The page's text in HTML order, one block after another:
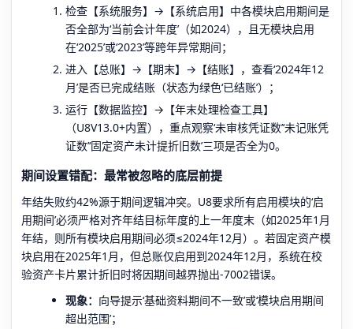
检查【系统服务】→【系统启用】中各模块启用期间是
否全部为‘当前会计年度’（如2024），且无模块启用
在‘2025’或‘2023’等跨年异常期间；
进入【总账】→【期末】→【结账】，查看‘2024年12
月’是否已完成结账（状态为绿色‘已结账’）；
运行【数据监控】→【年末处理检查工具】
（U8V13.0+内置），重点观察‘未审核凭证数’‘未记账凭
证数’‘固定资产未计提折旧数’三项是否全为0。
期间设置错配：最常被忽略的底层前提
年结失败约42%源于期间逻辑冲突。U8要求所有启用模块的‘启
用期间’必须严格对齐年结目标年度的上一年度末（如2025年1月
年结，则所有模块启用期间必须≤2024年12月）。若固定资产模
块启用在2025年1月，但总账仅启用到2024年12月，系统在校
验资产卡片累计折旧时将因期间越界抛出-7002错误。
现象： 向导提示‘基础资料期间不一致’或‘模块启用期间
超出范围’；